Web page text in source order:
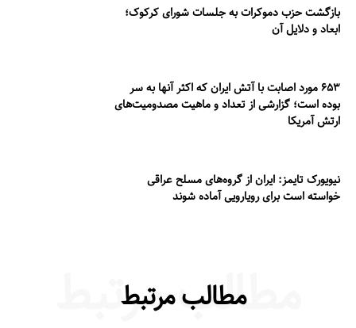
بازگشت حزب دموکرات به جلسات شورای کرکوک؛
ابعاد و دلایل آن
۶۵۳ مورد اصابت با آتش ایران که اکثر آنها به سر
بوده است؛ گزارشی از تعداد و ماهیت مصدومیت‌های
ارتش آمریکا
نیویورک تایمز: ایران از گروه‌های مسلح عراقی
خواسته است برای رویارویی آماده شوند
مطالب مرتبط
مطالب مرتبط